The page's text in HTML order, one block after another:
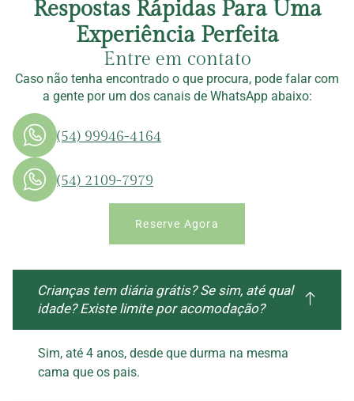
Crianças tem diária grátis? Se sim, até qual
idade? Existe limite por acomodação?
Sim, até 4 anos, desde que durma na mesma
cama que os pais.
Respostas Rápidas Para Uma
Experiência Perfeita
Entre em contato
Caso não tenha encontrado o que procura, pode falar com
a gente por um dos canais de WhatsApp abaixo:
(54) 99946-4164
(54) 2109-7979
Reserve Agora